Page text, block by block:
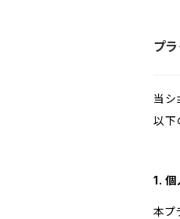
プ
当シ
以下
1. 個
本プ